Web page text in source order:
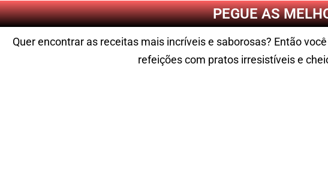
PEGUE AS
Quer encontrar as receitas mais incríveis e saborosas? Então
refeições com pratos irresistíveis e